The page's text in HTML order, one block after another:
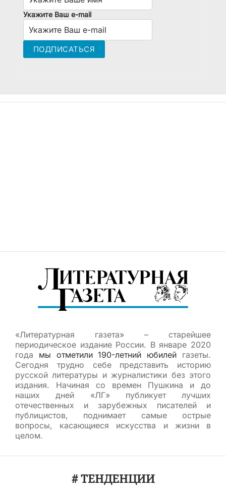
Укажите Ваш e-mail
«Литературная газета» – старейшее
периодическое издание России. В январе 2020
года мы отметили 190-летний юбилей газеты.
Сегодня трудно себе представить историю
русской литературы и журналистики без этого
издания. Начиная со времен Пушкина и до
наших дней «ЛГ» публикует лучших
отечественных и зарубежных писателей и
публицистов, поднимает самые острые
вопросы, касающиеся искусства и жизни в
целом.
# ТЕНДЕНЦИИ